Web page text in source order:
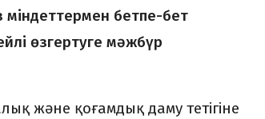
бетпе-бет
өзгертуге мәжбүр
және қоғамдық даму тетігіне